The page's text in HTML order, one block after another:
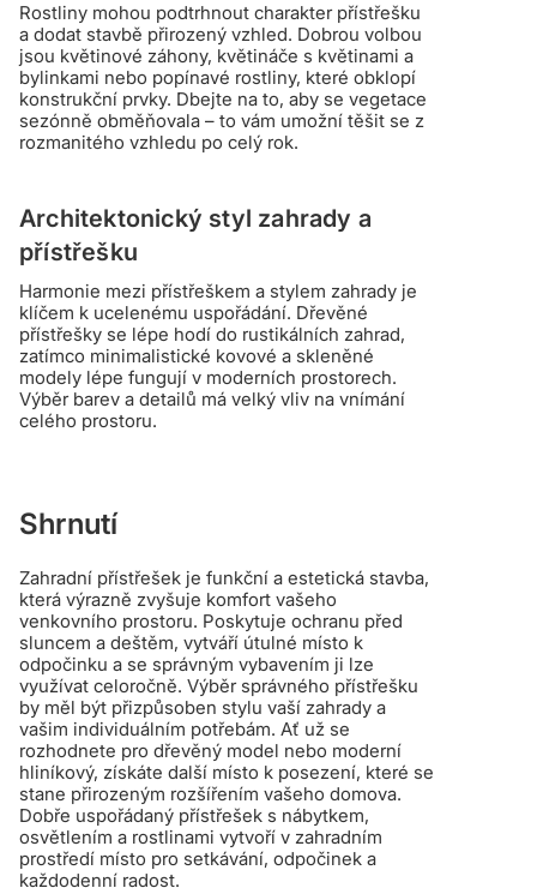
Rostliny mohou podtrhnout charakter přístřešku
a dodat stavbě přirozený vzhled. Dobrou volbou
jsou květinové záhony, květináče s květinami a
bylinkami nebo popínavé rostliny, které obklopí
konstrukční prvky. Dbejte na to, aby se vegetace
sezónně obměňovala – to vám umožní těšit se z
rozmanitého vzhledu po celý rok.
Architektonický styl zahrady a
přístřešku
Harmonie mezi přístřeškem a stylem zahrady je
klíčem k ucelenému uspořádání. Dřevěné
přístřešky se lépe hodí do rustikálních zahrad,
zatímco minimalistické kovové a skleněné
modely lépe fungují v moderních prostorech.
Výběr barev a detailů má velký vliv na vnímání
celého prostoru.
Shrnutí
Zahradní přístřešek je funkční a estetická stavba,
která výrazně zvyšuje komfort vašeho
venkovního prostoru. Poskytuje ochranu před
sluncem a deštěm, vytváří útulné místo k
odpočinku a se správným vybavením ji lze
využívat celoročně. Výběr správného přístřešku
by měl být přizpůsoben stylu vaší zahrady a
vašim individuálním potřebám. Ať už se
rozhodnete pro dřevěný model nebo moderní
hliníkový, získáte další místo k posezení, které se
stane přirozeným rozšířením vašeho domova.
Dobře uspořádaný přístřešek s nábytkem,
osvětlením a rostlinami vytvoří v zahradním
prostředí místo pro setkávání, odpočinek a
každodenní radost.